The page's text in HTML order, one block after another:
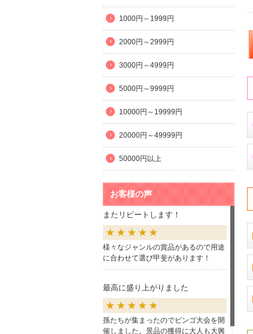
1000円～1999円
2000円～2999円
3000円～4999円
5000円～9999円
10000円～19999円
20000円～49999円
50000円以上
お客様の声
またリピートします！
様々なジャンルの賞品があるので用途
に合わせて選び甲斐があります！
最高に盛り上がりました
孫たちが集まったのでビンゴ大会を開
催しました。景品の獲得に大人も大興